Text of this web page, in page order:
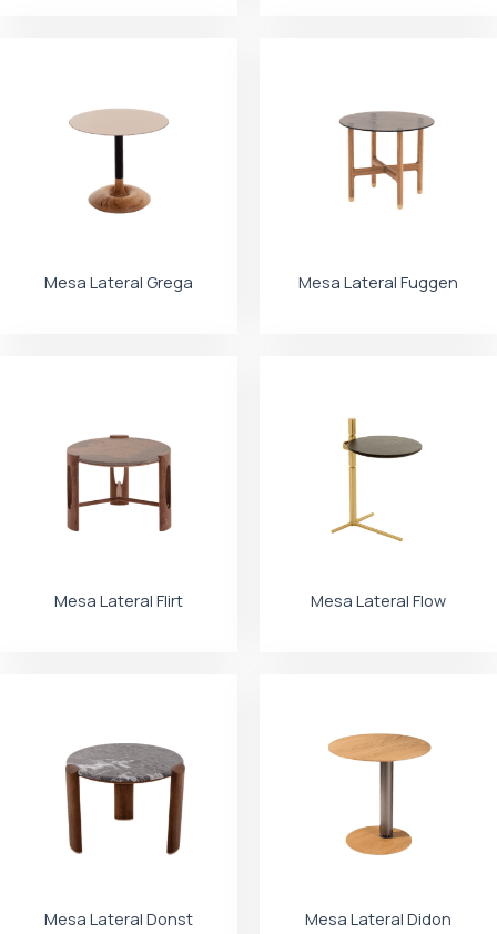
Mesa Lateral Grega Mesa Lateral Fuggen
Mesa Lateral Flirt Mesa Lateral Flow
Mesa Lateral Donst Mesa Lateral Didon